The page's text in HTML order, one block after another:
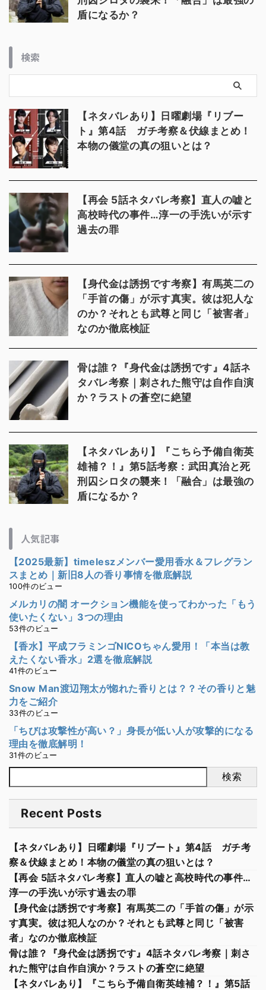
盾になるか？
検索
【ネタバレあり】日曜劇場『リブー
ト』第4話 ガチ考察＆伏線まとめ！
本物の儀堂の真の狙いとは？
【再会 5話ネタバレ考察】直人の嘘と
高校時代の事件…淳一の手洗いが示す
過去の罪
【身代金は誘拐です考察】有馬英二の
「手首の傷」が示す真実。彼は犯人な
のか？それとも武尊と同じ「被害者」
なのか徹底検証
骨は誰？『身代金は誘拐です』4話ネ
タバレ考察｜刺された熊守は自作自演
か？ラストの蒼空に絶望
【ネタバレあり】『こちら予備自衛英
雄補？！』第5話考察：武田真治と死
刑囚シロタの襲来！「融合」は最強の
盾になるか？
人気記事
【2025最新】timeleszメンバー愛用香水＆フレグラン
スまとめ｜新旧8人の香り事情を徹底解説
100件のビュー
メルカリの闇 オークション機能を使ってわかった「もう
使いたくない」3つの理由
53件のビュー
【香水】平成フラミンゴNICOちゃん愛用！「本当は教
えたくない香水」2選を徹底解説
41件のビュー
Snow Man渡辺翔太が惚れた香りとは？？その香りと魅
力をご紹介
33件のビュー
「ちびは攻撃性が高い？」身長が低い人が攻撃的になる
理由を徹底解明！
31件のビュー
検索
Recent Posts
【ネタバレあり】日曜劇場『リブート』第4話 ガチ考
察＆伏線まとめ！本物の儀堂の真の狙いとは？
【再会 5話ネタバレ考察】直人の嘘と高校時代の事件…
淳一の手洗いが示す過去の罪
【身代金は誘拐です考察】有馬英二の「手首の傷」が示
す真実。彼は犯人なのか？それとも武尊と同じ「被害
者」なのか徹底検証
骨は誰？『身代金は誘拐です』4話ネタバレ考察｜刺さ
れた熊守は自作自演か？ラストの蒼空に絶望
【ネタバレあり】『こちら予備自衛英雄補？！』第5話